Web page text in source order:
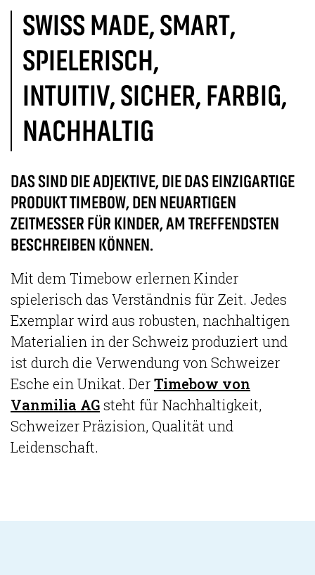
SWISS MADE, SMART,
SPIELERISCH,
INTUITIV, SICHER, FARBIG,
NACHHALTIG
DAS SIND DIE ADJEKTIVE, DIE DAS EINZIGARTIGE
PRODUKT TIMEBOW, DEN NEUARTIGEN
ZEITMESSER FÜR KINDER, AM TREFFENDSTEN
BESCHREIBEN KÖNNEN.
Mit dem Timebow erlernen Kinder
spielerisch das Verständnis für Zeit. Jedes
Exemplar wird aus robusten, nachhaltigen
Materialien in der Schweiz produziert und
ist durch die Verwendung von Schweizer
Esche ein Unikat. DerTimebow von
Vanmilia AGsteht für Nachhaltigkeit,
Schweizer Präzision, Qualität und
Leidenschaft.